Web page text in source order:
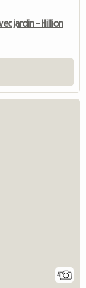
jardin – Hillion
4